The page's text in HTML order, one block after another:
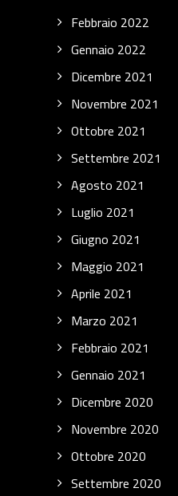
Febbraio 2022
Gennaio 2022
Dicembre 2021
Novembre 2021
Ottobre 2021
Settembre 2021
Agosto 2021
Luglio 2021
Giugno 2021
Maggio 2021
Aprile 2021
Marzo 2021
Febbraio 2021
Gennaio 2021
Dicembre 2020
Novembre 2020
Ottobre 2020
Settembre 2020